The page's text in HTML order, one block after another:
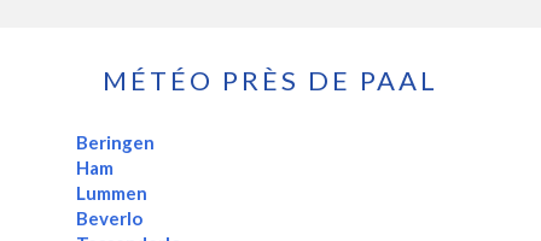
MÉTÉO PRÈS DE PAAL
Beringen
Ham
Lummen
Beverlo